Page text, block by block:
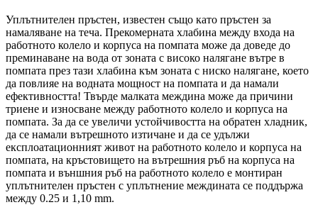
Уплътнителен пръстен, известен също като пръстен за
намаляване на теча. Прекомерната хлабина между входа на
работното колело и корпуса на помпата може да доведе до
преминаване на вода от зоната с високо налягане вътре в
помпата през тази хлабина към зоната с ниско налягане, което
да повлияе на водната мощност на помпата и да намали
ефективността! Твърде малката междина може да причини
триене и износване между работното колело и корпуса на
помпата. За да се увеличи устойчивостта на обратен хладник,
да се намали вътрешното изтичане и да се удължи
експлоатационният живот на работното колело и корпуса на
помпата, на кръстовището на вътрешния ръб на корпуса на
помпата и външния ръб на работното колело е монтиран
уплътнителен пръстен с уплътнение междината се поддържа
между 0.25 и 1,10 mm.